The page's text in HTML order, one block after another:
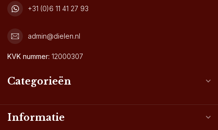
+31 (0)6 11 41 27 93
admin@dielen.nl
KVK nummer: 12000307
Categorieën
Informatie